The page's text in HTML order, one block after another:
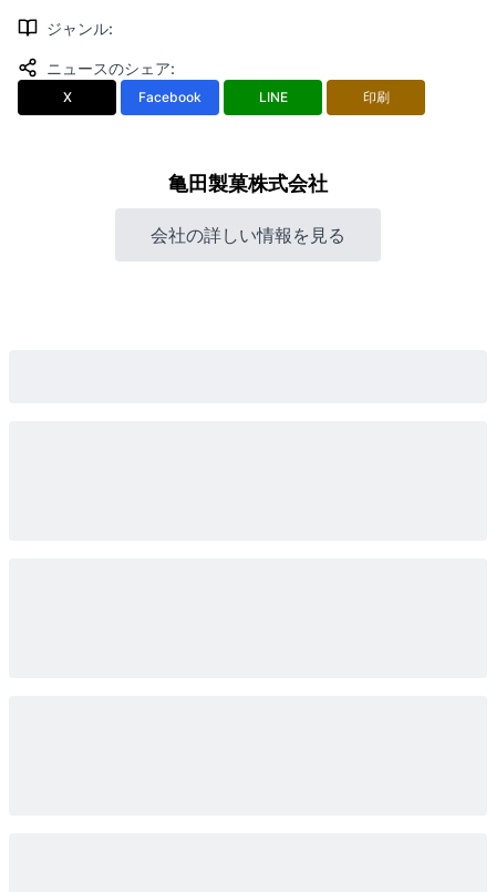
ジャンル:
ニュースのシェア:
X Facebook LINE 印刷
亀田製菓株式会社
会社の詳しい情報を見る